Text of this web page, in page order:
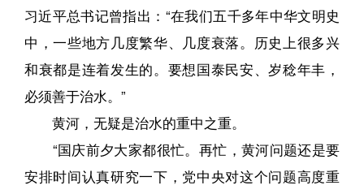
习近平总书记曾指出：“在我们五千多年中华文明史
中，一些地方几度繁华、几度衰落。历史上很多兴
和衰都是连着发生的。要想国泰民安、岁稔年丰，
必须善于治水。”
黄河，无疑是治水的重中之重。
“国庆前夕大家都很忙。再忙，黄河问题还是要
安排时间认真研究一下，党中央对这个问题高度重